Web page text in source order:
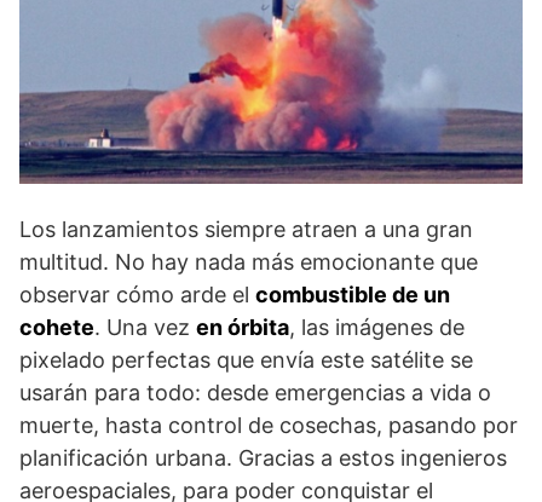
Los lanzamientos siempre atraen a una gran
multitud. No hay nada más emocionante que
observar cómo arde el combustible de un
cohete. Una vez en órbita, las imágenes de
pixelado perfectas que envía este satélite se
usarán para todo: desde emergencias a vida o
muerte, hasta control de cosechas, pasando por
planificación urbana. Gracias a estos ingenieros
aeroespaciales, para poder conquistar el